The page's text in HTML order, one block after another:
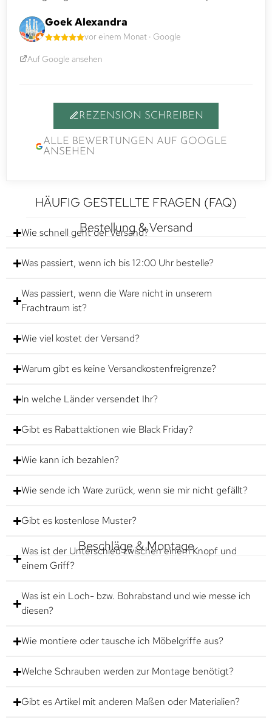
Goek Alexandra
vor einem Monat · Google
Auf Google ansehen
REZENSION SCHREIBEN
ALLE BEWERTUNGEN AUF GOOGLE
ANSEHEN
HÄUFIG GESTELLTE FRAGEN (FAQ)
Bestellung & Versand
Wie schnell geht der Versand?
Was passiert, wenn ich bis 12:00 Uhr bestelle?
Was passiert, wenn die Ware nicht in unserem
Frachtraum ist?
Wie viel kostet der Versand?
Warum gibt es keine Versandkostenfreigrenze?
In welche Länder versendet Ihr?
Gibt es Rabattaktionen wie Black Friday?
Wie kann ich bezahlen?
Wie sende ich Ware zurück, wenn sie mir nicht gefällt?
Gibt es kostenlose Muster?
Beschläge & Montage
Was ist der Unterschied zwischen einem Knopf und
einem Griff?
Was ist ein Loch- bzw. Bohrabstand und wie messe ich
diesen?
Wie montiere oder tausche ich Möbelgriffe aus?
Welche Schrauben werden zur Montage benötigt?
Gibt es Artikel mit anderen Maßen oder Materialien?